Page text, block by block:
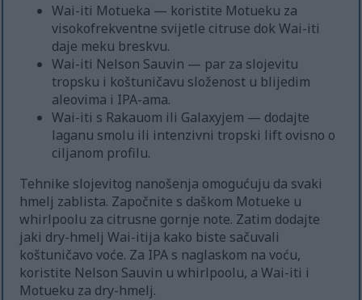
Wai-iti Motueka — koristite Motueku za
visokofrekventne svijetle citruse dok Wai-iti
daje meku breskvu.
Wai-iti Nelson Sauvin — par za slojevitu
tropsku i koštuničavu složenost u blijedim
aleovima i IPA-ama.
Wai-iti s Rakauom ili Galaxyjem — dodajte
laganu smolu ili intenzivni tropski lift ovisno o
ciljanom profilu.
Tehnike slojevitog nanošenja omogućuju da svaki
hmelj zablista. Započnite s daškom Motueke u
whirlpoolu za citrusne gornje note. Zatim dodajte
jaki dry-hmelj Wai-itija kako biste sačuvali
koštuničavo voće. Za IPA s naglaskom na voću,
koristite Nelson Sauvin u whirlpoolu, a Wai-iti i
Motueku za dry-hmelj.